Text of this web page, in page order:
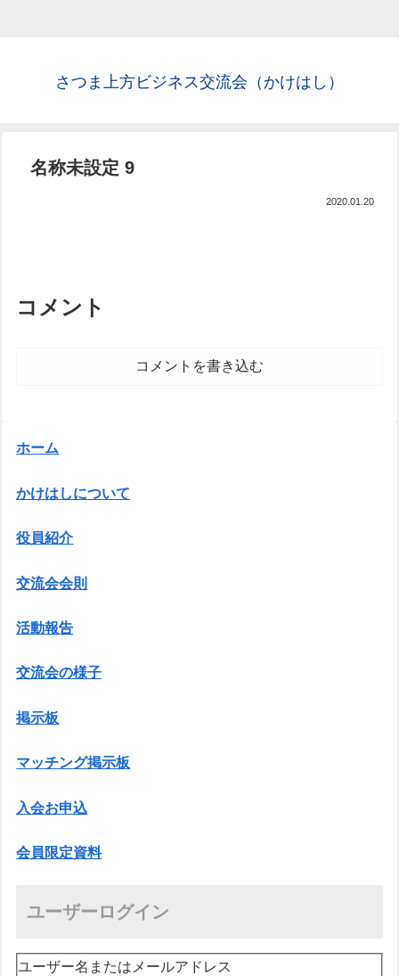
さつま上方ビジネス交流会（かけはし）
名称未設定 9
2020.01.20
コメント
コメントを書き込む
ホーム
かけはしについて
役員紹介
交流会会則
活動報告
交流会の様子
掲示板
マッチング掲示板
入会お申込
会員限定資料
ユーザーログイン
ユーザー名またはメールアドレス